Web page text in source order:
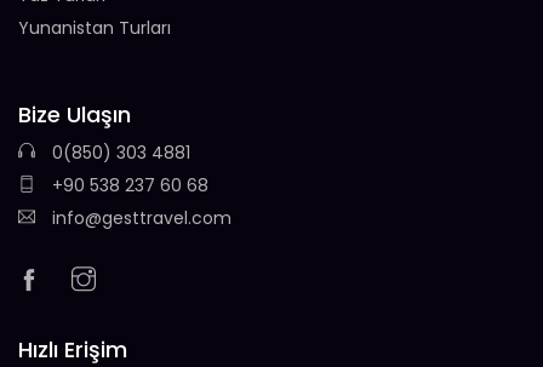
Yunanistan Turları
Bize Ulaşın
0(850) 303 4881
+90 538 237 60 68
info@gesttravel.com
Hızlı Erişim